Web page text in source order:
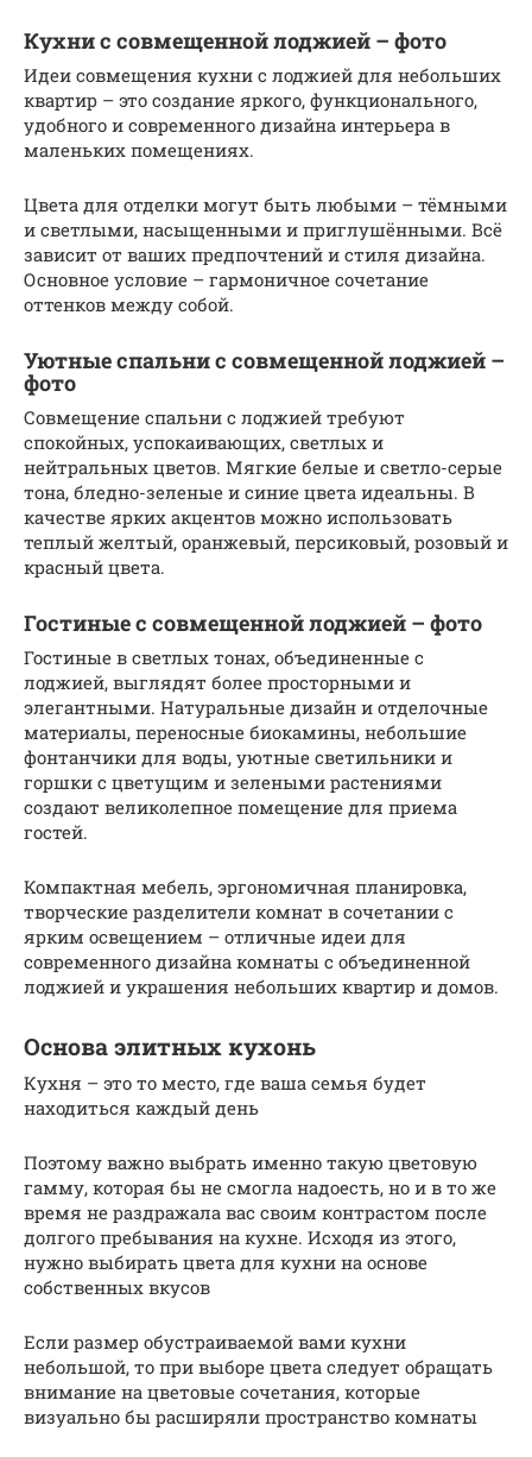
Кухни с совмещенной лоджией – фото
Идеи совмещения кухни с лоджией для небольших
квартир – это создание яркого, функционального,
удобного и современного дизайна интерьера в
маленьких помещениях.
Цвета для отделки могут быть любыми – тёмными
и светлыми, насыщенными и приглушёнными. Всё
зависит от ваших предпочтений и стиля дизайна.
Основное условие – гармоничное сочетание
оттенков между собой.
Уютные спальни с совмещенной лоджией –
фото
Совмещение спальни с лоджией требуют
спокойных, успокаивающих, светлых и
нейтральных цветов. Мягкие белые и светло-серые
тона, бледно-зеленые и синие цвета идеальны. В
качестве ярких акцентов можно использовать
теплый желтый, оранжевый, персиковый, розовый и
красный цвета.
Гостиные с совмещенной лоджией – фото
Гостиные в светлых тонах, объединенные с
лоджией, выглядят более просторными и
элегантными. Натуральные дизайн и отделочные
материалы, переносные биокамины, небольшие
фонтанчики для воды, уютные светильники и
горшки с цветущим и зелеными растениями
создают великолепное помещение для приема
гостей.
Компактная мебель, эргономичная планировка,
творческие разделители комнат в сочетании с
ярким освещением – отличные идеи для
современного дизайна комнаты с объединенной
лоджией и украшения небольших квартир и домов.
Основа элитных кухонь
Кухня – это то место, где ваша семья будет
находиться каждый день
Поэтому важно выбрать именно такую цветовую
гамму, которая бы не смогла надоесть, но и в то же
время не раздражала вас своим контрастом после
долгого пребывания на кухне. Исходя из этого,
нужно выбирать цвета для кухни на основе
собственных вкусов
Если размер обустраиваемой вами кухни
небольшой, то при выборе цвета следует обращать
внимание на цветовые сочетания, которые
визуально бы расширяли пространство комнаты